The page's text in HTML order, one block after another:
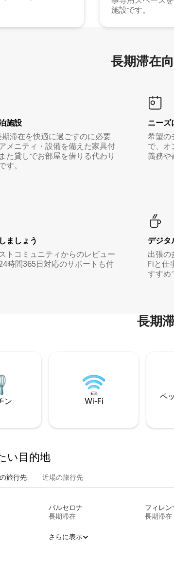
施設です。
長期滞在
施⁠設
滞在を快適に過ごすのに必要
メニティ・設備を備えた家具付
た貸しでお部屋を借りる代わり
す。
ニーズ
希望の
で、オ
義務や
ましょう
トコミュニティからのレビュー
時間365日対応のサポートも付
デジタ
出張の
Fiと仕
すすめ
長期
ン Wi-Fi
ペ
い目⁠的⁠地
旅行先 近場の旅行先
バルセロナ
長期滞在
フィレン
長期滞在
さらに表示